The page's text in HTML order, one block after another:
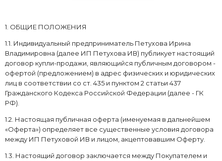
1. ОБЩИЕ ПОЛОЖЕНИЯ
1.1. Индивидуальный предприниматель Петухова Ирина
Владимировна (далее ИП Петухова ИВ) публикует настоящий
договор купли-продажи, являющийся публичным договором -
офертой (предложением) в адрес физических и юридических
лиц в соответствии со ст. 435 и пунктом 2 статьи 437
Гражданского Кодекса Российской Федерации (далее - ГК
РФ).
1.2. Настоящая публичная оферта (именуемая в дальнейшем
«Оферта») определяет все существенные условия договора
между ИП Петуховой ИВ и лицом, акцептовавшим Оферту.
1.3. Настоящий договор заключается между Покупателем и